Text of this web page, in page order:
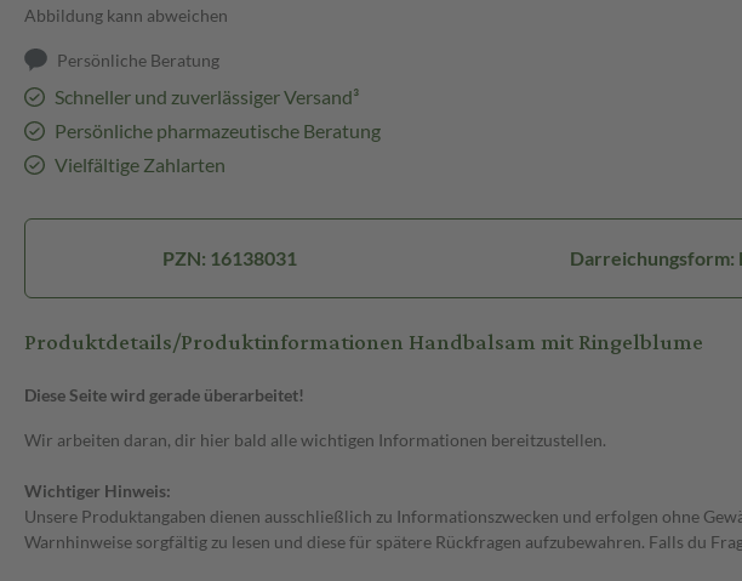
Abbildung kann abweichen
Persönliche Beratung
Schneller und zuverlässiger Versand³
Persönliche pharmazeutische Beratung
Vielfältige Zahlarten
PZN: 16138031 Darreichungsform:
Produktdetails/Produktinformationen Handbalsam mit Ringelblume
Diese Seite wird gerade überarbeitet!
Wir arbeiten daran, dir hier bald alle wichtigen Informationen bereitzustellen.
Wichtiger Hinweis:
Unsere Produktangaben dienen ausschließlich zu Informationszwecken und erfolgen ohne
Warnhinweise sorgfältig zu lesen und diese für spätere Rückfragen aufzubewahren. Falls du